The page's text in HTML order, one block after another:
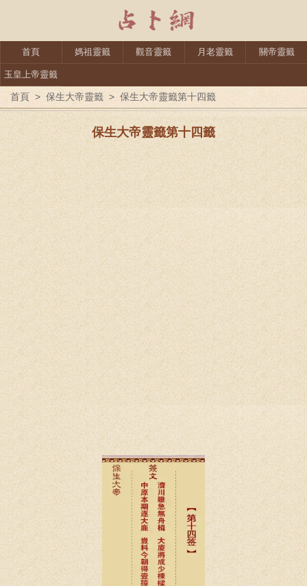
首頁 媽祖靈籤 觀音靈籤 月老靈籤 關帝靈籤
玉皇上帝靈籤
首頁 > 保生大帝靈籤 > 保生大帝靈籤第十四籤
保生大帝靈籤第十四籤